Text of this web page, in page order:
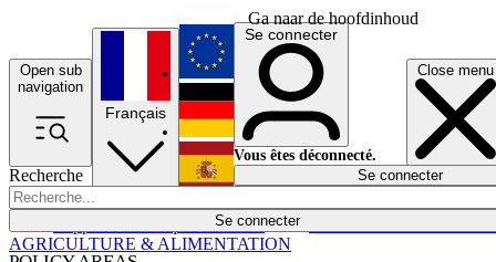
Ga naar de hoofdinhoud
Open sub
navigation
Close menu
Recherche
Se connecter
Économie
Français
English
Deutsch
Español
Se connecter
Vous êtes déconnecté.
Se connecter
AGRICULTURE & ALIMENTATION